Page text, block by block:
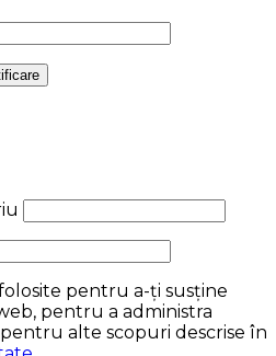
pentru a-ți susține
pentru a administra
alte scopuri descrise în